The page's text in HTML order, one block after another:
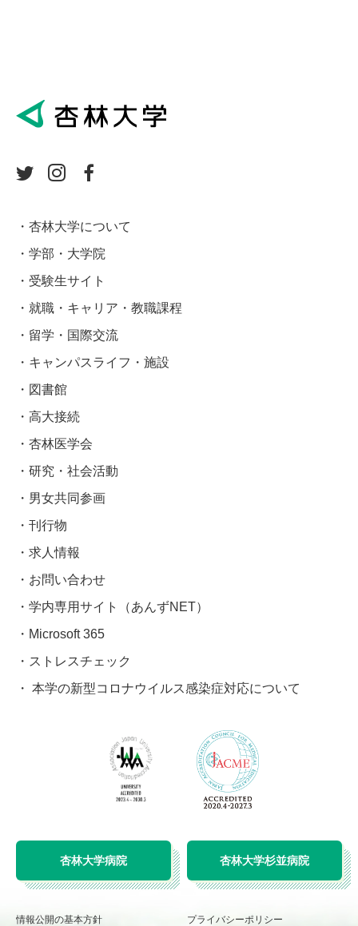
杏林大学について
学部・大学院
受験生サイト
就職・キャリア・教職課程
留学・国際交流
キャンパスライフ・施設
図書館
高大接続
杏林医学会
研究・社会活動
男女共同参画
刊行物
求人情報
お問い合わせ
学内専用サイト（あんずNET）
Microsoft 365
ストレスチェック
本学の新型コロナウイルス感染症対応について
杏林大学病院 杏林大学杉並病院
情報公開の基本方針 プライバシーポリシー